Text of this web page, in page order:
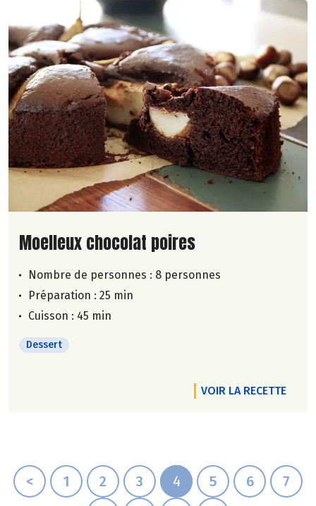
Lire la suite de la recette
Moelleux chocolat poires
Nombre de personnes : 8 personnes
Préparation : 25 min
Cuisson : 45 min
Dessert
VOIR LA RECETTE
< 1 2 3 4 5 6
7